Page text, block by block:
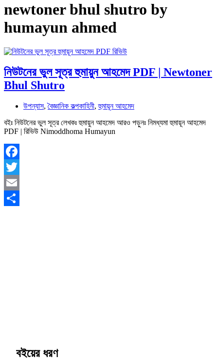
newtoner bhul shutro by
humayun ahmed
নিউটনের ভুল সূত্র হুমায়ুন আহমেদ PDF | Newtoner
Bhul Shutro
উপন্যাস,বৈজ্ঞানিক কল্পকাহিনী,হুমায়ূন আহমেদ
বইঃ নিউটনের ভুল সূত্র লেখকঃ হুমায়ুন আহমেদ আরও পড়ুনঃ নিমধ্যমা হুমায়ূন আহমেদ
PDF | রিভিউ Nimoddhoma Humayun
Facebook
Twitter
Email
বইয়ের ধরণ